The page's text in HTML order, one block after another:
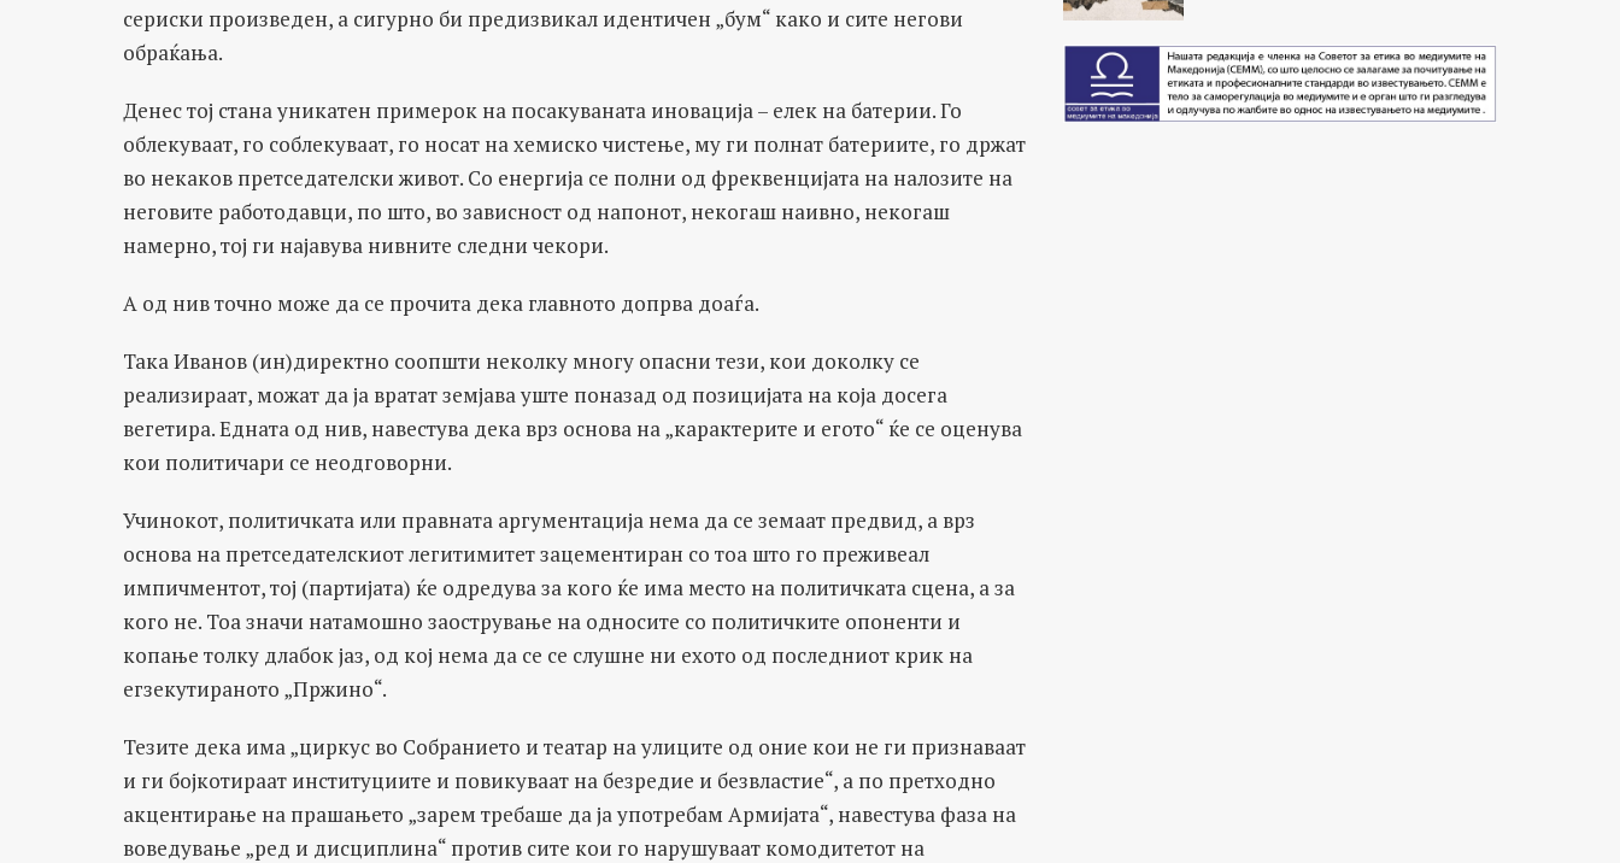
сериски произведен, а сигурно би предизвикал идентичен „бум“ како и сите негови
обраќања.
Денес тој стана уникатен примерок на посакуваната иновација – елек на батерии. Го
облекуваат, го соблекуваат, го носат на хемиско чистење, му ги полнат батериите, го држат
во некаков претседателски живот. Со енергија се полни од фреквенцијата на налозите на
неговите работодавци, по што, во зависност од напонот, некогаш наивно, некогаш
намерно, тој ги најавува нивните следни чекори.
А од нив точно може да се прочита дека главното допрва доаѓа.
Така Иванов (ин)директно соопшти неколку многу опасни тези, кои доколку се
реализираат, можат да ја вратат земјава уште поназад од позицијата на која досега
вегетира. Едната од нив, навестува дека врз основа на „карактерите и егото“ ќе се оценува
кои политичари се неодговорни.
Учинокот, политичката или правната аргументација нема да се земаат предвид, а врз
основа на претседателскиот легитимитет зацементиран со тоа што го преживеал
импичментот, тој (партијата) ќе одредува за кого ќе има место на политичката сцена, а за
кого не. Тоа значи натамошно заострување на односите со политичките опоненти и
копање толку длабок јаз, од кој нема да се се слушне ни ехото од последниот крик на
егзекутираното „Пржино“.
Тезите дека има „циркус во Собранието и театар на улиците од оние кои не ги признаваат
и ги бојкотираат институциите и повикуваат на безредие и безвластие“, а по претходно
акцентирање на прашањето „зарем требаше да ја употребам Армијата“, навестува фаза на
воведување „ред и дисциплина“ против сите кои го нарушуваат комодитетот на